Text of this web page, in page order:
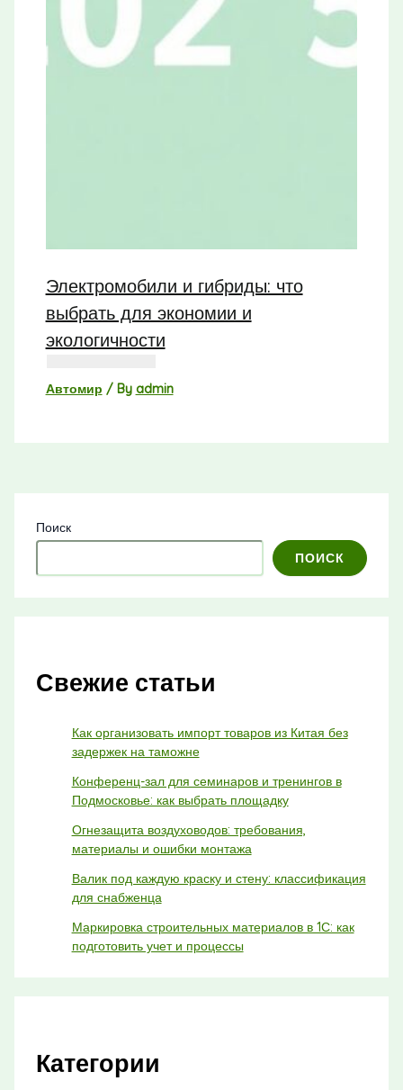
Электромобили и гибриды: что
выбрать для экономии и
экологичности
Автомир / By admin
Поиск
ПОИСК
Свежие статьи
Как организовать импорт товаров из Китая без
задержек на таможне
Конференц-зал для семинаров и тренингов в
Подмосковье: как выбрать площадку
Огнезащита воздуховодов: требования,
материалы и ошибки монтажа
Валик под каждую краску и стену: классификация
для снабженца
Маркировка строительных материалов в 1С: как
подготовить учет и процессы
Категории